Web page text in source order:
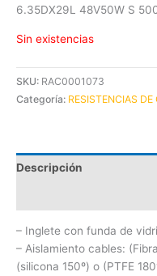
6.35DX29L 48V50W S
Sin existencias
SKU: RAC0001073
Categoría: RESISTENCIAS
Descripción
– Inglete con funda de
– Aislamiento cables:
(silicona 150º) o (PTFE